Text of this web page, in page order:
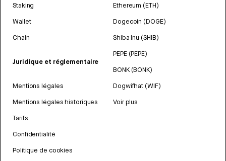
Staking
Wallet
Chain
Juridique et réglementaire
Mentions légales
Mentions légales historiques
Tarifs
Confidentialité
Politique de cookies
Ethereum (ETH)
Dogecoin (DOGE)
Shiba Inu (SHIB)
PEPE (PEPE)
BONK (BONK)
Dogwifhat (WIF)
Voir plus